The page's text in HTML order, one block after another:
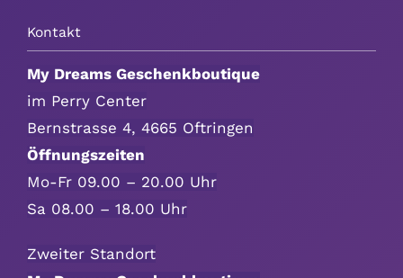
Kontakt
My Dreams Geschenkboutique
im Perry Center
Bernstrasse 4, 4665 Oftringen
Öffnungszeiten
Mo-Fr 09.00 – 20.00 Uhr
Sa 08.00 – 18.00 Uhr
Zweiter Standort